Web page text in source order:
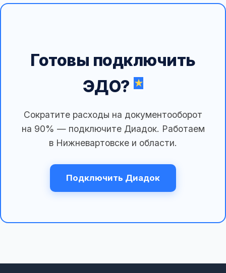
Готовы подключить
ЭДО?
Сократите расходы на документооборот
на 90% — подключите Диадок. Работаем
в Нижневартовске и области.
Подключить Диадок